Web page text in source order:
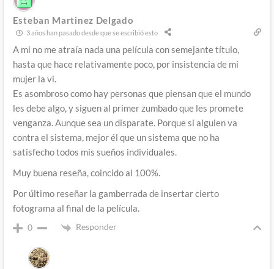
Esteban Martinez Delgado
3 años han pasado desde que se escribió esto
A mi no me atraía nada una película con semejante título,
hasta que hace relativamente poco, por insistencia de mi
mujer la vi.
Es asombroso como hay personas que piensan que el mundo
les debe algo, y siguen al primer zumbado que les promete
venganza. Aunque sea un disparate. Porque si alguien va
contra el sistema, mejor él que un sistema que no ha
satisfecho todos mis sueños individuales.
Muy buena reseña, coincido al 100%.
Por último reseñar la gamberrada de insertar cierto
fotograma al final de la película.
0 Responder